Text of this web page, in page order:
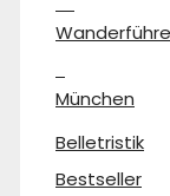
München
Belletristik
Bestseller